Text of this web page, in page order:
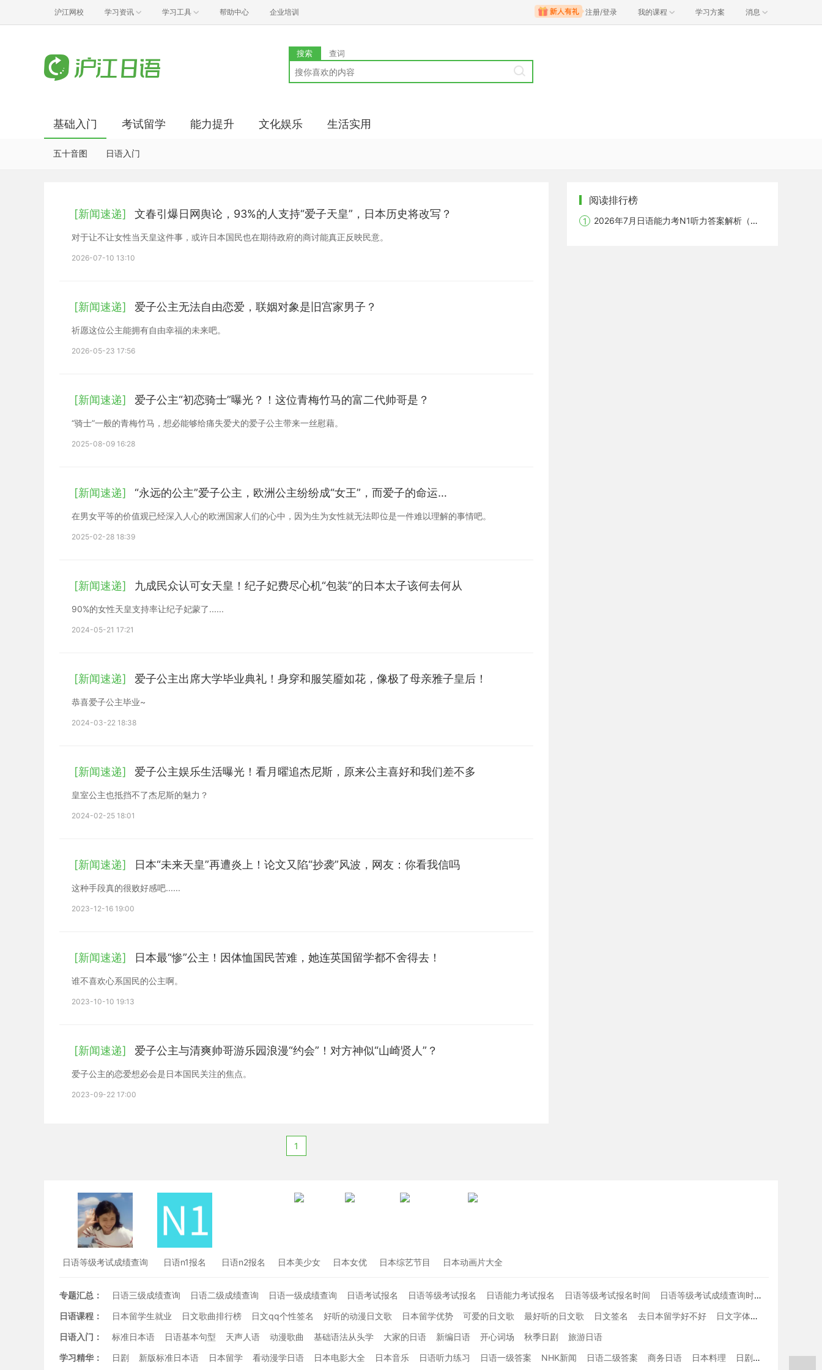
沪江网校 学习资讯 学习工具 帮助中心 企业培训 注册/登录 我的课程 学习方案 消息
搜索 查词
基础入门 考试留学 能力提升 文化娱乐 生活实用
五十音图 日语入门
[新闻速递] 文春引爆日网舆论，93%的人支持“爱子天皇”，日本历史将改写？
对于让不让女性当天皇这件事，或许日本国民也在期待政府的商讨能真正反映民意。
2026-07-10 13:10
[新闻速递] 爱子公主无法自由恋爱，联姻对象是旧宫家男子？
祈愿这位公主能拥有自由幸福的未来吧。
2026-05-23 17:56
[新闻速递] 爱子公主“初恋骑士”曝光？！这位青梅竹马的富二代帅哥是？
“骑士”一般的青梅竹马，想必能够给痛失爱犬的爱子公主带来一丝慰藉。
2025-08-09 16:28
[新闻速递] “永远的公主”爱子公主，欧洲公主纷纷成“女王”，而爱子的命运…
在男女平等的价值观已经深入人心的欧洲国家人们的心中，因为生为女性就无法即位是一件难以理解的事情吧。
2025-02-28 18:39
[新闻速递] 九成民众认可女天皇！纪子妃费尽心机“包装”的日本太子该何去何从
90%的女性天皇支持率让纪子妃蒙了......
2024-05-21 17:21
[新闻速递] 爱子公主出席大学毕业典礼！身穿和服笑靥如花，像极了母亲雅子皇后！
恭喜爱子公主毕业~
2024-03-22 18:38
[新闻速递] 爱子公主娱乐生活曝光！看月曜追杰尼斯，原来公主喜好和我们差不多
皇室公主也抵挡不了杰尼斯的魅力？
2024-02-25 18:01
[新闻速递] 日本“未来天皇”再遭炎上！论文又陷“抄袭”风波，网友：你看我信吗
这种手段真的很败好感吧......
2023-12-16 19:00
[新闻速递] 日本最“惨”公主！因体恤国民苦难，她连英国留学都不舍得去！
谁不喜欢心系国民的公主啊。
2023-10-10 19:13
[新闻速递] 爱子公主与清爽帅哥游乐园浪漫“约会”！对方神似“山崎贤人”？
爱子公主的恋爱想必会是日本国民关注的焦点。
2023-09-22 17:00
1
阅读排行榜
2026年7月日语能力考N1听力答案解析（沪江网校）
日语等级考试成绩查询 日语n1报名 日语n2报名 日本美少女 日本女优 日本综艺节目 日本动画片大全
专题汇总： 日语三级成绩查询 日语二级成绩查询 日语一级成绩查询 日语考试报名 日语等级考试报名 日语能力考试报名 日语等级考试报名时间 日语等级考试成绩查询时间
日语课程：
日本留学生就业 日文歌曲排行榜 日文qq个性签名 好听的动漫日文歌 日本留学优势 可爱的日文歌 最好听的日文歌 日文签名 去日本留学好不好 日文字体
日语入门：
标准日本语 日语基本句型 天声人语 动漫歌曲 基础语法从头学 大家的日语 新编日语 开心词场 秋季日剧
旅游日语
学习精华：
日剧 新版标准日本语 日本留学 看动漫学日语 日本电影大全 日本音乐 日语听力练习 日语一级答案 NHK新闻 日语二级答案 商务日语 日本料理 日剧收视率 日语词汇